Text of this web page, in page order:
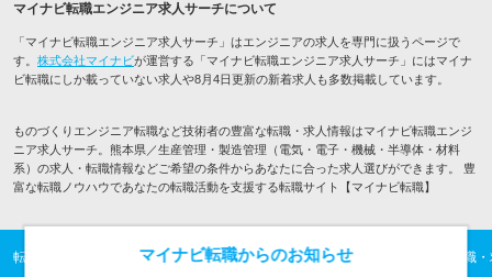
マイナビ転職エンジニア求人サーチについて
「マイナビ転職エンジニア求人サーチ」はエンジニアの求人を専門に扱うページで
す。 株式会社マイナビが運営する「マイナビ転職エンジニア求人サーチ」にはマイナ
ビ転職にしか載っていない求人や8月4日更新の新着求人も多数掲載しています。
ものづくりエンジニア転職など技術者の豊富な転職・求人情報はマイナビ転職エンジ
ニア求人サーチ。熊本県／生産管理・製造管理（電気・電子・機械・半導体・材料
系）の求人・転職情報などご希望の条件からあなたに合った求人選びができます。 豊
富な転職ノウハウであなたの転職活動を支援する転職サイト【マイナビ転職】
転職TOP ITエンジニアの転職・求人情報TOP ものづくりエンジニアの転職
マイナビ転職からのお知らせ